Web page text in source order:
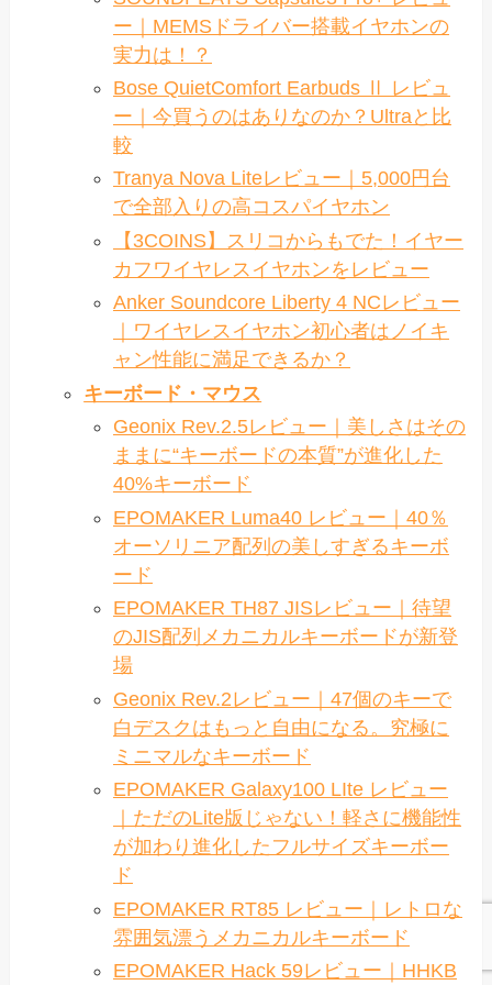
ー｜MEMSドライバー搭載イヤホンの
実力は！？
Bose QuietComfort Earbuds Ⅱ レビュ
ー｜今買うのはありなのか？Ultraと比
較
Tranya Nova Liteレビュー｜5,000円台
で全部入りの高コスパイヤホン
【3COINS】スリコからもでた！イヤー
カフワイヤレスイヤホンをレビュー
Anker Soundcore Liberty 4 NCレビュー
｜ワイヤレスイヤホン初心者はノイキ
ャン性能に満足できるか？
キーボード・マウス
Geonix Rev.2.5レビュー｜美しさはその
ままに“キーボードの本質”が進化した
40%キーボード
EPOMAKER Luma40 レビュー｜40％
オーソリニア配列の美しすぎるキーボ
ード
EPOMAKER TH87 JISレビュー｜待望
のJIS配列メカニカルキーボードが新登
場
Geonix Rev.2レビュー｜47個のキーで
白デスクはもっと自由になる。究極に
ミニマルなキーボード
EPOMAKER Galaxy100 LIte レビュー
｜ただのLite版じゃない！軽さに機能性
が加わり進化したフルサイズキーボー
ド
EPOMAKER RT85 レビュー｜レトロな
雰囲気漂うメカニカルキーボード
EPOMAKER Hack 59レビュー｜HHKB